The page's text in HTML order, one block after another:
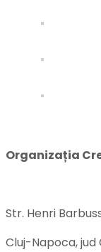
Organizația
Str. Henri
Cluj-Napoca, jud